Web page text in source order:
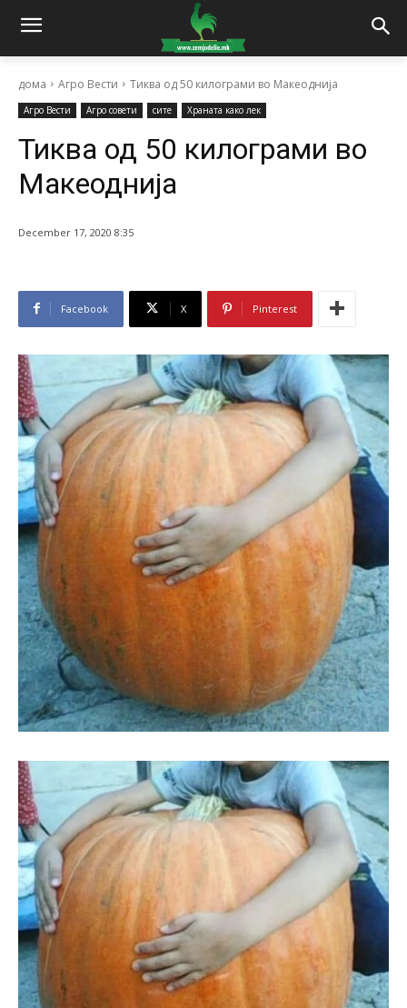
дома Агро Вести Тиква од 50 килограми во Макеоднија
Агро Вести Агро совети сите Храната како лек
Тиква од 50 килограми во
Макеоднија
December 17, 2020 8:35
Facebook X Pinterest